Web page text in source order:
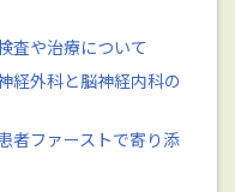
査や治療について
経外科と脳神経内科の
者ファーストで寄り添